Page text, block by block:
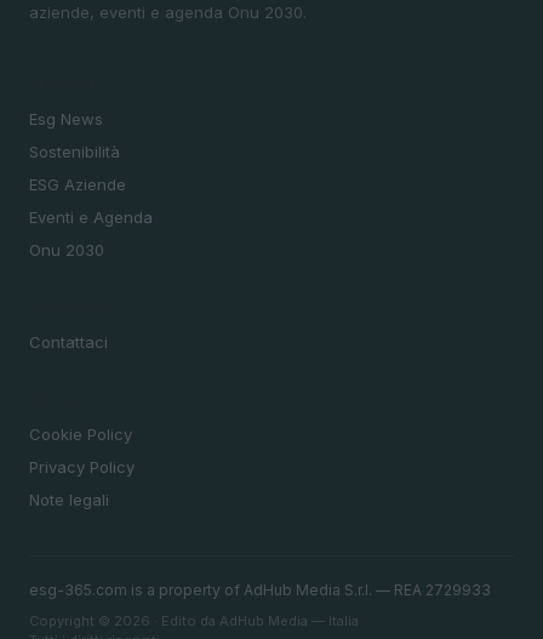
aziende, eventi e agenda Onu 2030.
Esg News
Sostenibilità
ESG Aziende
Eventi e Agenda
Onu 2030
Contattaci
Cookie Policy
Privacy Policy
Note legali
esg-365.com is a property of AdHub Media S.r.l. — REA 2729933
Copyright © 2026 · Edito da AdHub Media — Italia